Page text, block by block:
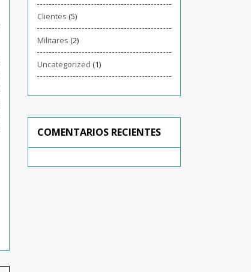
Clientes (5)
Militares (2)
Uncategorized (1)
COMENTARIOS RECIENTES